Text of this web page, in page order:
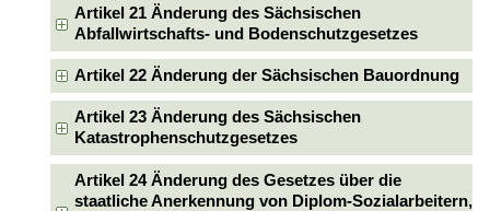
Artikel 21 Änderung des Sächsischen
Abfallwirtschafts- und Bodenschutzgesetzes
Artikel 22 Änderung der Sächsischen Bauordnung
Artikel 23 Änderung des Sächsischen
Katastrophenschutzgesetzes
Artikel 24 Änderung des Gesetzes über die
staatliche Anerkennung von Diplom-Sozialarbeitern,